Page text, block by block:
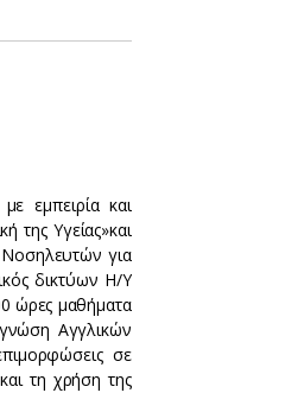
εμπειρία και
της Υγείας»και
για
δικτύων Η/Υ
ώρες μαθήματα
Αγγλικών
σε
τη χρήση της